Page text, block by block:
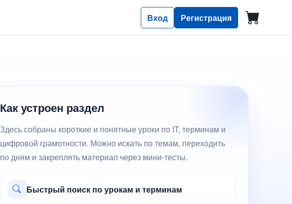
Вход Регистрация
Как устроен раздел
Здесь собраны короткие и понятные уроки по IT, терминам и
цифровой грамотности. Можно искать по темам, переходить
по дням и закреплять материал через мини-тесты.
Быстрый поиск по урокам и терминам